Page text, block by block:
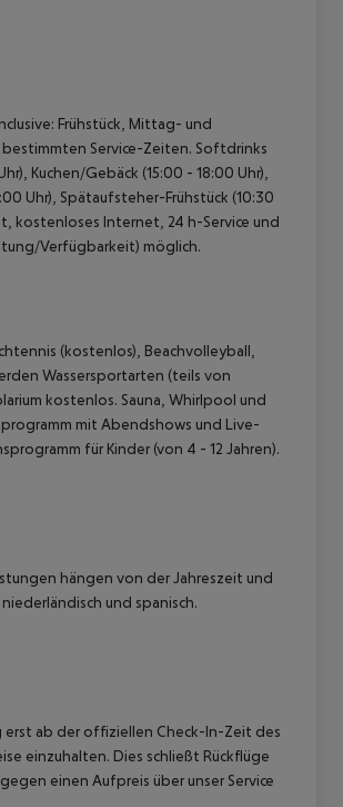
Frühstück, Mittag- und
Service-Zeiten. Softdrinks
Kuchen/Gebäck (15:00 - 18:00 Uhr),
Uhr), Spätaufsteher-Frühstück (10:30
kostenloses Internet, 24 h-Service und
Verfügbarkeit) möglich.
(kostenlos), Beachvolleyball,
Wassersportarten (teils von
kostenlos. Sauna, Whirlpool und
mit Abendshows und Live-
für Kinder (von 4 - 12 Jahren).
hängen von der Jahreszeit und
und spanisch.
ab der offiziellen Check-In-Zeit des
einzuhalten. Dies schließt Rückflüge
einen Aufpreis über unser Service